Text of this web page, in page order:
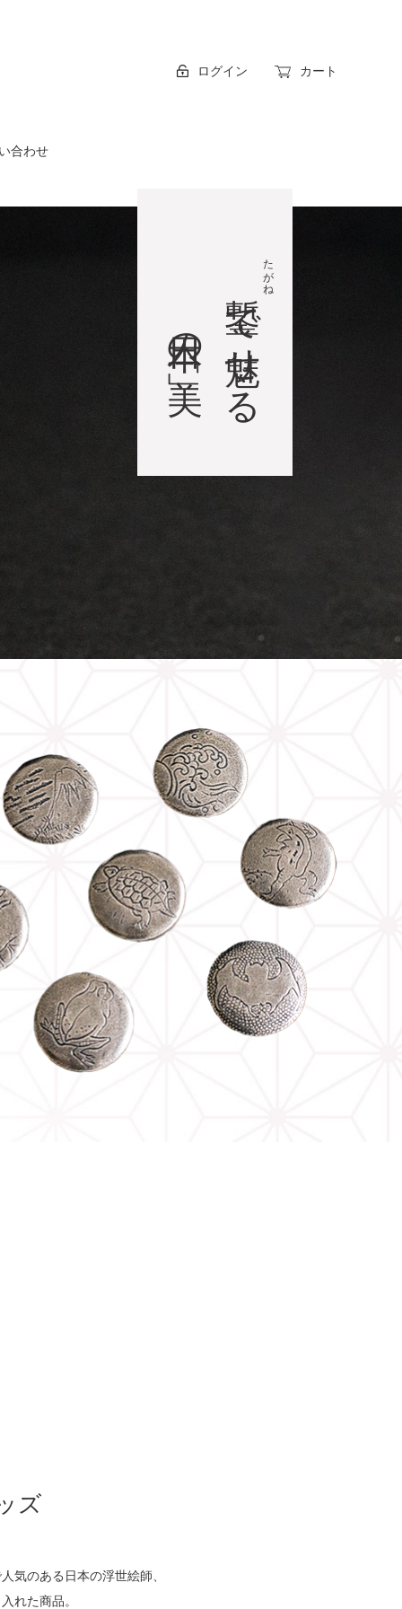
ログイン カート
合わせ
たがね
で魅せる
⽇本の「美」
ズ
気のある⽇本の浮世絵師、
れた商品。